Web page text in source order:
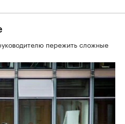
пережить сложные